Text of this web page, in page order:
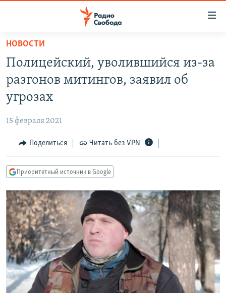
упрощенного
доступа
основному
Вернутся
Вернутся
поиску
ПОДКАСТЫ
АВТОРСКИЕ ПРОЕКТЫ
МНЕНИЯ
КУЛЬТУРА
КАВКАЗ.РЕАЛИИ
СЕВЕР.РЕАЛИИ
СИБИРЬ.РЕАЛИИ
РАСПИСАНИЕ ВЕЩАНИЯ
ПОДПИШИТЕСЬ НА РАССЫЛКУ
СОЦИАЛЬНЫЕ СЕТИ
НОВОСТИ
Полицейский, уволившийся из-за
разгонов митингов, заявил об
угрозах
15 февраля 2021
Поделиться Читать без VPN
Приоритетный источник в Google